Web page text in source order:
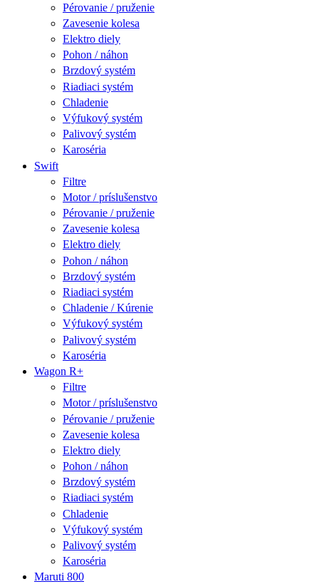
Pérovanie / pruženie
Zavesenie kolesa
Elektro diely
Pohon / náhon
Brzdový systém
Riadiaci systém
Chladenie
Výfukový systém
Palivový systém
Karoséria
Swift
Filtre
Motor / príslušenstvo
Pérovanie / pruženie
Zavesenie kolesa
Elektro diely
Pohon / náhon
Brzdový systém
Riadiaci systém
Chladenie / Kúrenie
Výfukový systém
Palivový systém
Karoséria
Wagon R+
Filtre
Motor / príslušenstvo
Pérovanie / pruženie
Zavesenie kolesa
Elektro diely
Pohon / náhon
Brzdový systém
Riadiaci systém
Chladenie
Výfukový systém
Palivový systém
Karoséria
Maruti 800